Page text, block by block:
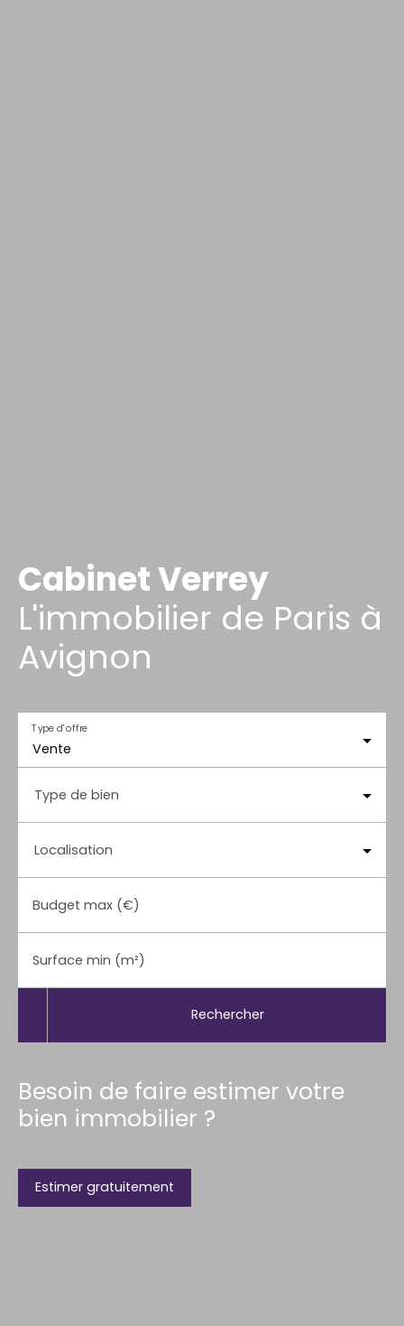
Cabinet Verrey
L'immobilier de Paris à
Avignon
Vente
Type d'offre
Type de bien
Localisation
Budget max (€)
Surface min (m²)
Rechercher
Besoin de faire estimer votre
bien immobilier ?
Estimer gratuitement